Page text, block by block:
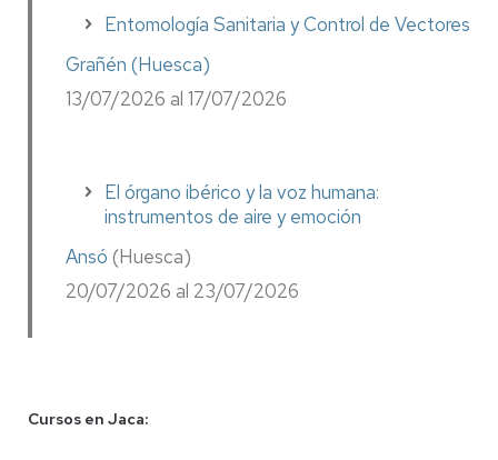
Entomología Sanitaria y Control de Vectores
Grañén (Huesca)
13/07/2026 al 17/07/2026
El órgano ibérico y la voz humana:
instrumentos de aire y emoción
Ansó (Huesca)
20/07/2026 al 23/07/2026
Cursos en Jaca: